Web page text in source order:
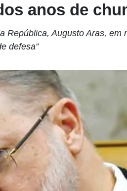
anos de
República, Augusto Aras,
defesa”